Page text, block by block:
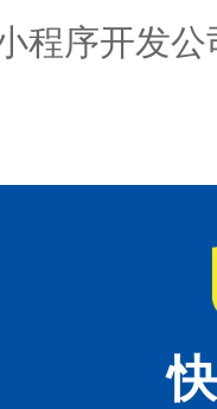
程序开发